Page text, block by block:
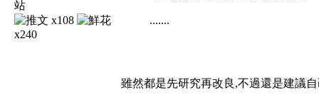
x108
x240
.......
雖然都是先研究再改良,不過還是建議